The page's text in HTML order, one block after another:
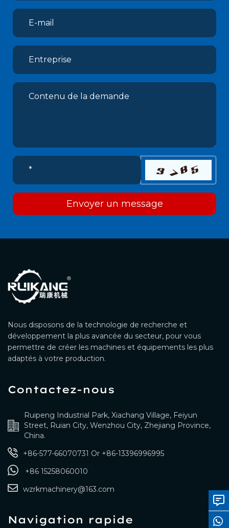
Envoyer un message
Nous disposons de la technologie de recherche et
développement la plus avancée du secteur, pour vous
permettre de créer les machines et équipements les plus
adaptés à votre production.
Contactez-nous
Ruipeng Industrial Park, Xiachang Village, Feiyun
Street, Ruian City, Wenzhou City, Zhejiang Province,
China.
+86-577-66070731 Or +86-13396996995
+86 15258060010
wzrkmachinery@163.com
Navigation rapide